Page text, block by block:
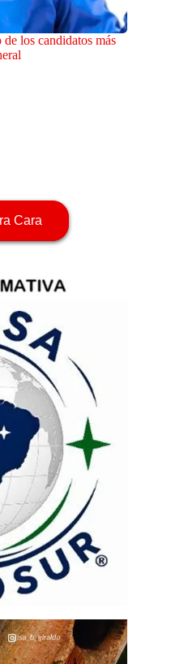
los candidatos más
Cara